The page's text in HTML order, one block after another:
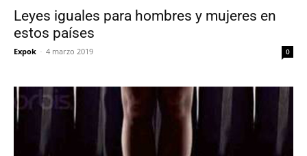
Leyes iguales para hombres y mujeres en
estos países
Expok - 4 marzo 2019 0